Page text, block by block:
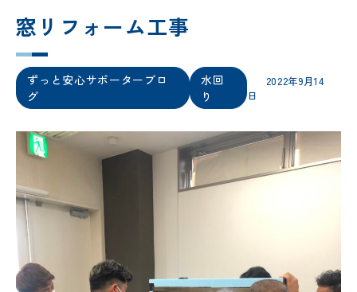
窓リフォーム工事
ずっと安心サポーターブロ
グ
水回
り
2022年9月14
日